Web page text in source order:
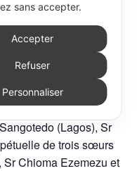
@ 5:00
2026, Sr Viviana
Délégation du
(Lagos), Sr
de trois sœurs
Chioma Ezemezu et
sans accepter.
Accepter
Refuser
Personnaliser